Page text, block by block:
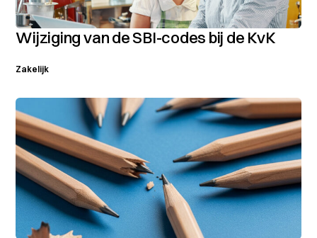
Wijziging van de SBI-codes bij de KvK
Zakelijk